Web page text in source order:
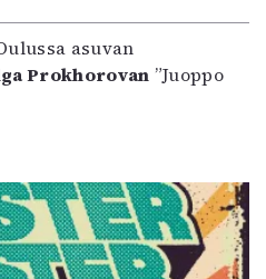
asuvan
Prokhorovan ”Juoppo